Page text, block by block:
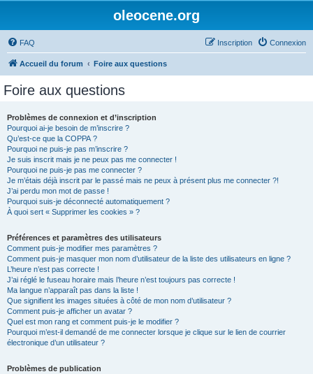
oleocene.org
FAQ Connexion
Inscription
Accueil du forum Foire aux questions
Foire aux questions
Problèmes de connexion et d’inscription
Pourquoi ai-je besoin de m’inscrire ?
Qu’est-ce que la COPPA ?
Pourquoi ne puis-je pas m’inscrire ?
Je suis inscrit mais je ne peux pas me connecter !
Pourquoi ne puis-je pas me connecter ?
Je m’étais déjà inscrit par le passé mais ne peux à présent plus me connecter ?!
J’ai perdu mon mot de passe !
Pourquoi suis-je déconnecté automatiquement ?
À quoi sert « Supprimer les cookies » ?
Préférences et paramètres des utilisateurs
Comment puis-je modifier mes paramètres ?
Comment puis-je masquer mon nom d’utilisateur de la liste des utilisateurs en ligne ?
L’heure n’est pas correcte !
J’ai réglé le fuseau horaire mais l’heure n’est toujours pas correcte !
Ma langue n’apparaît pas dans la liste !
Que signifient les images situées à côté de mon nom d’utilisateur ?
Comment puis-je afficher un avatar ?
Quel est mon rang et comment puis-je le modifier ?
Pourquoi m’est-il demandé de me connecter lorsque je clique sur le lien de courrier
électronique d’un utilisateur ?
Problèmes de publication